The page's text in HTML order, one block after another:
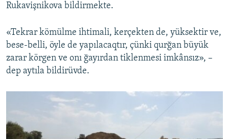
Rukavişnikova bildirmekte.
«Tekrar kömülme ihtimali, kerçekten de, yüksektir ve,
bese-belli, öyle de yapılacaqtır, çünki qurğan büyük
zarar körgen ve onı ğayırdan tiklenmesi imkânsız», –
dep aytıla bildirüvde.